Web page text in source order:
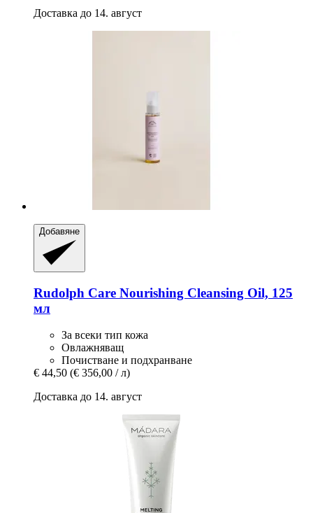
Доставка до 14. август
Добавяне
Rudolph Care Nourishing Cleansing Oil, 125
мл
За всеки тип кожа
Овлажняващ
Почистване и подхранване
€ 44,50 (€ 356,00 / л)
Доставка до 14. август